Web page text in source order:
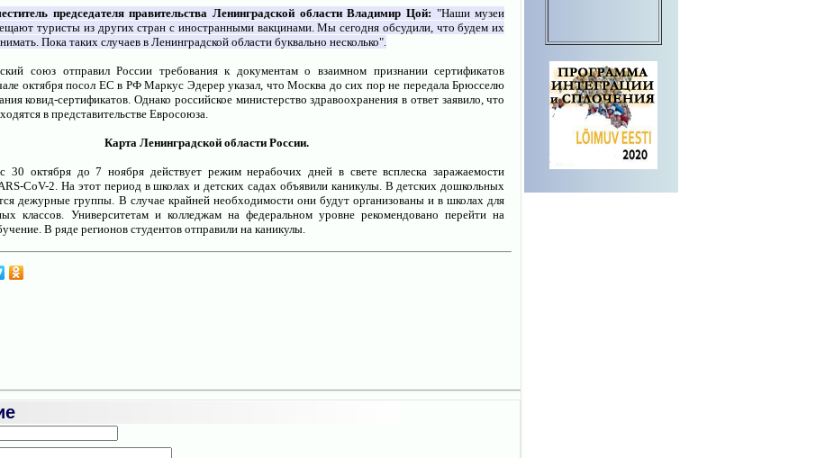
председателя правительства Ленинградской области Владимир Цой: "Наши музеи
туристы из других стран с иностранными вакцинами. Мы сегодня обсудили, что будем их
Пока таких случаев в Ленинградской области буквально несколько".
союз отправил России требования к документам о взаимном признании сертификатов
октября посол ЕС в РФ Маркус Эдерер указал, что Москва до сих пор не передала Брюсселю
ковид-сертификатов. Однако российское министерство здравоохранения в ответ заявило, что
в представительстве Евросоюза.
Карта Ленинградской области России.
30 октября до 7 ноября действует режим нерабочих дней в свете всплеска заражаемости
CoV-2. На этот период в школах и детских садах объявили каникулы. В детских дошкольных
дежурные группы. В случае крайней необходимости они будут организованы и в школах для
классов. Университетам и колледжам на федеральном уровне рекомендовано перейти на
В ряде регионов студентов отправили на каникулы.